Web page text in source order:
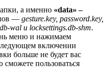
а именно «data» –
— gesture.key, password.key,
wal и locksettings.db-shm.
меню и нажимаем
включении
больше не будет вас
сможете пользоваться